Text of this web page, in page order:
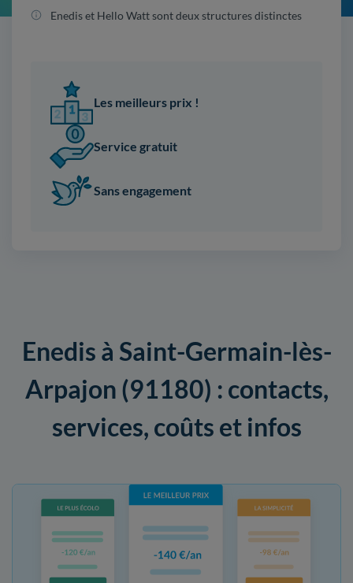
Enedis et Hello Watt sont deux structures distinctes
Les meilleurs prix !
Service gratuit
Sans engagement
Enedis à Saint-Germain-lès-
Arpajon (91180) : contacts,
services, coûts et infos